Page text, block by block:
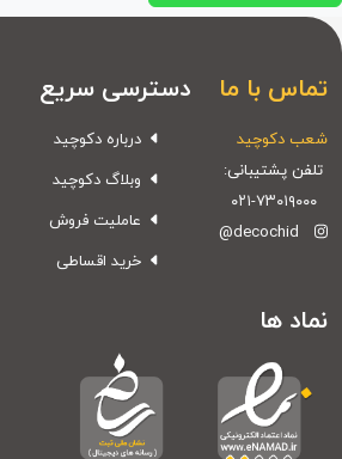
تماس با ما
شعب دکوچید
تلفن پشتیبانی:
۰۲۱-۷۳۰۱۹۰۰۰
@decochid
دسترسی سریع
درباره دکوچید
وبلاگ دکوچید
عاملیت فروش
خرید اقساطی
نماد ها